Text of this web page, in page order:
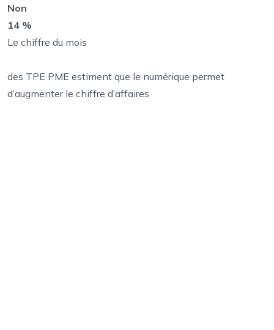
Non
14 %
Le chiffre du mois
des TPE PME estiment que le numérique permet
d’augmenter le chiffre d’affaires